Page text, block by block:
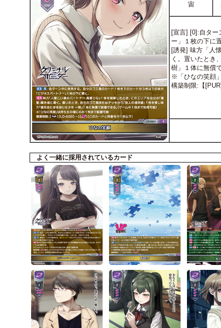
宙
[宣言] [0]:自ター
ー」１枚の下に
[誘発] 味方「人
く。置いたとき
樹」１体に無償
※「ひなの笑顔
構築制限:【
よく一緒に採用されているカード